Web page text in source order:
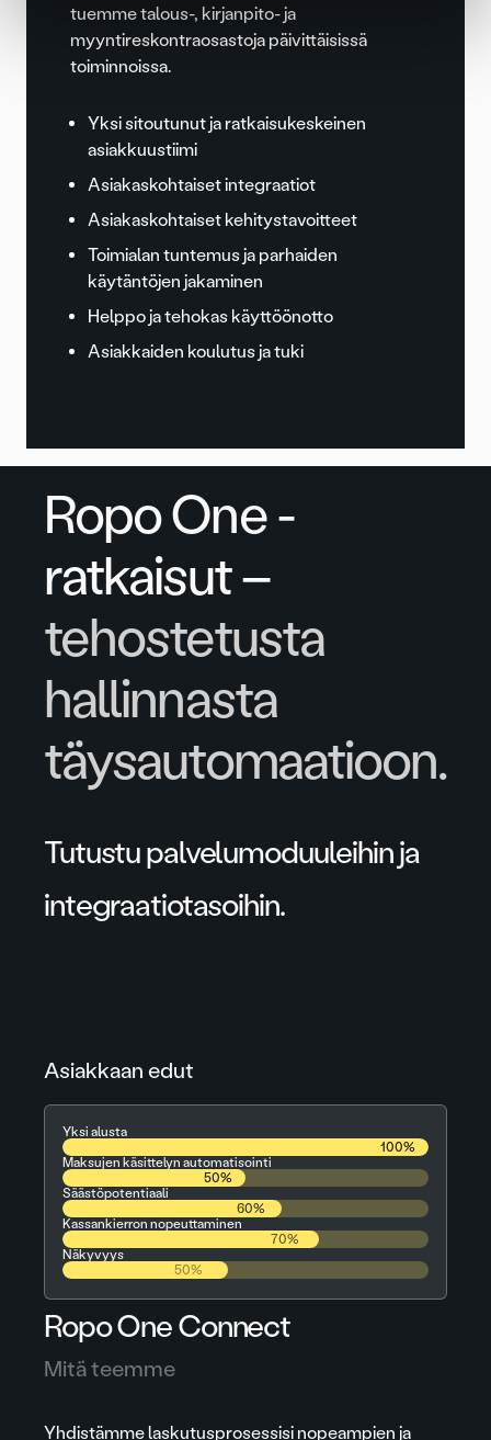
tuemme talous-, kirjanpito- ja
myyntireskontraosastoja päivittäisissä
toiminnoissa.
Yksi sitoutunut ja ratkaisukeskeinen
asiakkuustiimi
Asiakaskohtaiset integraatiot
Asiakaskohtaiset kehitystavoitteet
Toimialan tuntemus ja parhaiden
käytäntöjen jakaminen
Helppo ja tehokas käyttöönotto
Asiakkaiden koulutus ja tuki
Ropo One -
ratkaisut –
tehostetusta
hallinnasta
täysautomaatioon.
Tutustu palvelumoduuleihin ja
integraatiotasoihin.
Asiakkaan edut
Yksi alusta
100%
Maksujen käsittelyn automatisointi
50%
Säästöpotentiaali
60%
Kassankierron nopeuttaminen
70%
Näkyvyys
50%
Ropo One Connect
Mitä teemme
Yhdistämme laskutusprosessisi nopeampien ja